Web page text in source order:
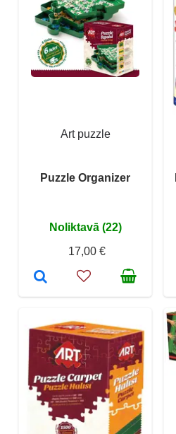
Art puzzle
Puzzle Organizer
Noliktavā (22)
17,00 €